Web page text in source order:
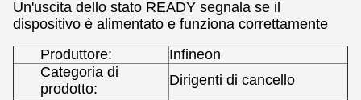
Un'uscita dello stato READY segnala se il
dispositivo è alimentato e funziona correttamente
Produttore:
Infineon
Categoria di
prodotto:
Dirigenti di cancello